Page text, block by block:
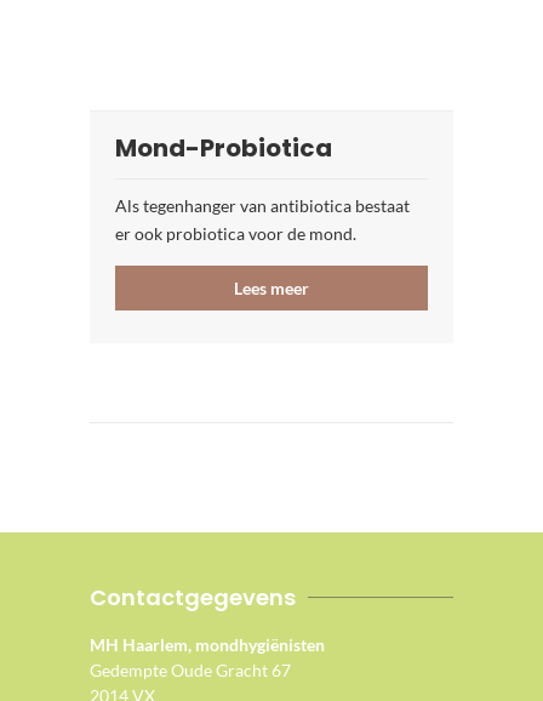
Mond-Probiotica
Als tegenhanger van antibiotica bestaat
er ook probiotica voor de mond.
Lees meer
Contactgegevens
MH Haarlem, mondhygiënisten
Gedempte Oude Gracht 67
2014 VX